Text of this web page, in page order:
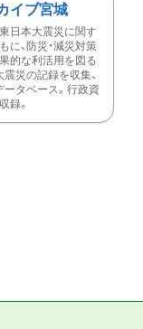
イブ宮城
日本大震災に関す
に、防災・減災対策
的な利活用を図る
災の記録を収集、
ータベース。行政資
録。